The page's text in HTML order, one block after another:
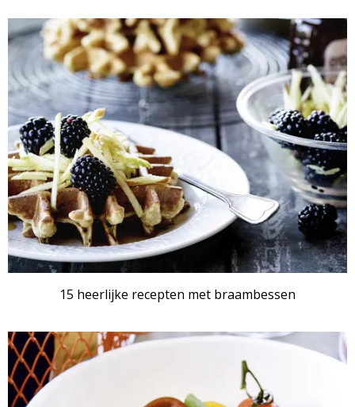
RECEPTENSET
15 heerlijke recepten met braambessen
RECEPTENSET